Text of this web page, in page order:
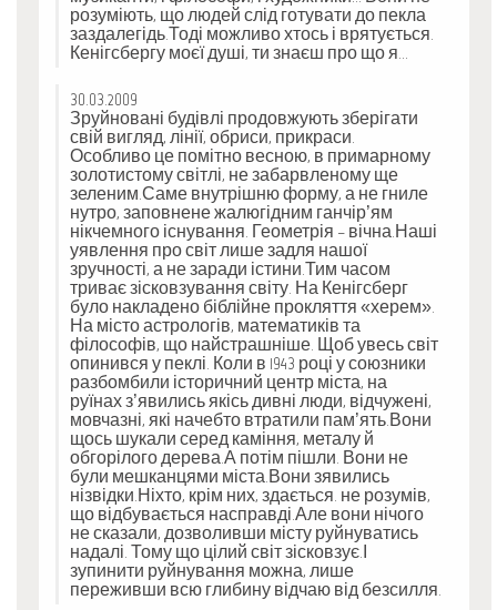
розуміють, що людей слід готувати до пекла
заздалегідь.Тоді можливо хтось і врятується.
Кенігсбергу моєї душі, ти знаєш про що я…
30.03.2009
Зруйновані будівлі продовжують зберігати
свій вигляд, лінії, обриси, прикраси.
Особливо це помітно весною, в примарному
золотистому світлі, не забарвленому ще
зеленим.Саме внутрішню форму, а не гниле
нутро, заповнене жалюгідним ганчір’ям
нікчемного існування. Геометрія – вічна.Наші
уявлення про світ лише задля нашої
зручності, а не заради істини.Тим часом
триває зісковзування світу. На Кенігсберг
було накладено біблійне прокляття «херем».
На місто астрологів, математиків та
філософів, що найстрашніше. Щоб увесь світ
опинився у пеклі. Коли в 1943 році у союзники
разбомбили історичний центр міста, на
руїнах з’явились якісь дивні люди, відчужені,
мовчазні, які начебто втратили пам’ять.Вони
щось шукали серед каміння, металу й
обгорілого дерева.А потім пішли. Вони не
були мешканцями міста.Вони зявились
нізвідки.Ніхто, крім них, здається. не розумів,
що відбувається насправді.Але вони нічого
не сказали, дозволивши місту руйнуватись
надалі. Тому що цілий світ зісковзує.І
зупинити руйнування можна, лише
переживши всю глибину відчаю від безсилля.